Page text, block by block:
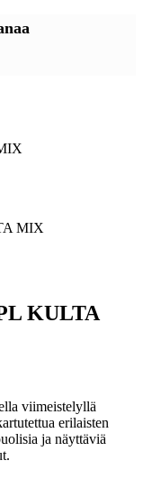
MIX
KULTA
viimeistelyllä
erilaisten
ja näyttäviä